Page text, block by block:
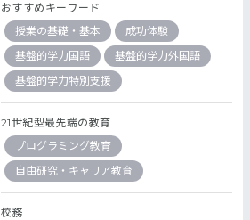
おすすめキーワード
授業の基礎・基本
成功体験
基盤的学力国語
基盤的学力外国語
基盤的学力特別支援
21世紀型最先端の教育
プログラミング教育
自由研究・キャリア教育
校務